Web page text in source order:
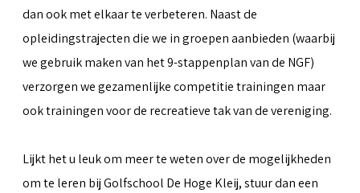
dan ook met elkaar te verbeteren. Naast de
opleidingstrajecten die we in groepen aanbieden (waarbij
we gebruik maken van het 9-stappenplan van de NGF)
verzorgen we gezamenlijke competitie trainingen maar
ook trainingen voor de recreatieve tak van de vereniging.
Lijkt het u leuk om meer te weten over de mogelijkheden
om te leren bij Golfschool De Hoge Kleij, stuur dan een